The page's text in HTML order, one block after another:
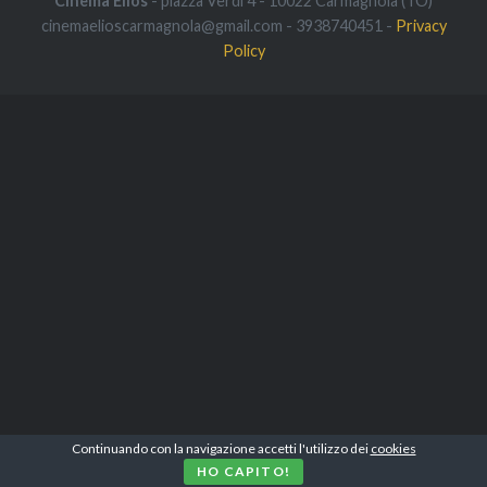
cinemaelioscarmagnola@gmail.com - 3938740451 - Privacy
Policy
Continuando con la navigazione accetti l'utilizzo dei cookies
HO CAPITO!